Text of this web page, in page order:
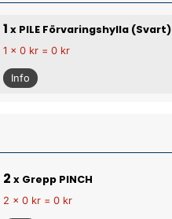
1 x PILE Förvaringshylla (Svart)
1 x 0 kr = 0 kr
Info
2 x Grepp PINCH
2 x 0 kr = 0 kr